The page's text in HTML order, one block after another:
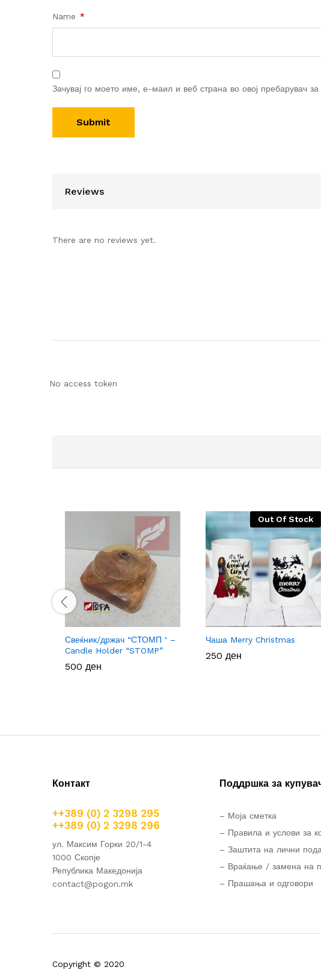
Name *
Зачувај го моето име, е-маил и веб страна во овој пребарувач
Reviews
There are no reviews yet.
No access token
Свеќник/држач “СТОМП ‘ –
Candle Holder “STOMP”
500 ден
500 ден
Out Of Stock
Чаша Merry Christmas
250 ден
250 ден
Контакт
++389 (0) 2 3298 295
++389 (0) 2 3298 296
ул. Максим Горки 20/1-4
1000 Скопје
Република Македонија
contact@pogon.mk
Поддршка за
– Моја сметка
– Правила и услови за
– Заштита на лични
– Враќање / замена на
– Прашања и одговори
Copyright © 2020